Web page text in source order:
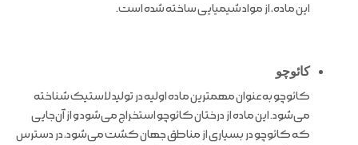
این ماده، از مواد شیمیایی ساخته شده است.
کائوچو
کائوچو به عنوان مهمترین ماده اولیه در تولید لاستیک شناخته
می‌شود. این ماده از درختان کائوچو استخراج می‌شود و از آن‌جایی
که کائوچو در بسیاری از مناطق جهان کشت می‌شود، در دسترس